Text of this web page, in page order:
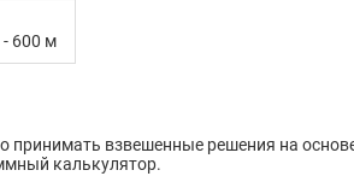
600 м
принимать взвешенные решения на
калькулятор.